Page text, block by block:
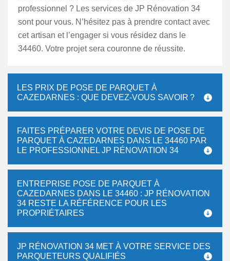
professionnel ? Les services de JP Rénovation 34
sont pour vous. N’hésitez pas à prendre contact avec
cet artisan et l’engager si vous résidez dans le
34460. Votre projet sera couronne de réussite.
LES PRIX DE POSE DE PARQUET À
CAZEDARNES : QUE DEVEZ-VOUS SAVOIR ?
FAITES PRÉPARER VOTRE DEVIS DE POSE DE
PARQUET À CAZEDARNES DANS LE 34460 PAR
LE PROFESSIONNEL JP RÉNOVATION 34
ENTREPRISE POSE DE PARQUET À
CAZEDARNES DANS LE 34460 : JP RÉNOVATION
34 RESTE LA RÉFÉRENCE POUR LES
PROPRIÉTAIRES
JP RÉNOVATION 34 MET À VOTRE SERVICE DES
PARQUETEURS QUALIFIÉS